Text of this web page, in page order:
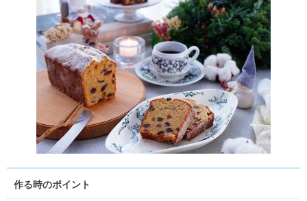
作る時のポイント